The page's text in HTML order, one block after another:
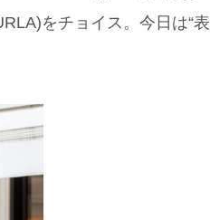
をチョイス。今日は“表